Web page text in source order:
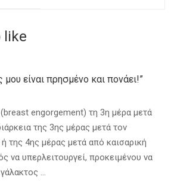
like
είναι πρησμένο και πονάει!”
engorgement) τη 3η μέρα μετά
της 3ης μέρας μετά τον
της 4ης μέρας μετά από καισαρική
να υπερλειτουργεί, προκειμένου να
…